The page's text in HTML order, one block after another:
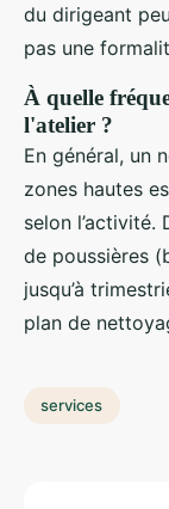
du dirigeant
pas une
À quelle
l'atelier ?
En général, un
zones hautes
selon
de poussières
jusqu’à
plan de
services